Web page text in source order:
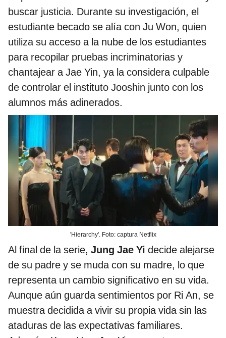
buscar justicia. Durante su investigación, el
estudiante becado se alía con Ju Won, quien
utiliza su acceso a la nube de los estudiantes
para recopilar pruebas incriminatorias y
chantajear a Jae Yin, ya la considera culpable
de controlar el instituto Jooshin junto con los
alumnos más adinerados.
'Hierarchy'. Foto: captura Netflix
Al final de la serie, Jung Jae Yi decide alejarse
de su padre y se muda con su madre, lo que
representa un cambio significativo en su vida.
Aunque aún guarda sentimientos por Ri An, se
muestra decidida a vivir su propia vida sin las
ataduras de las expectativas familiares.